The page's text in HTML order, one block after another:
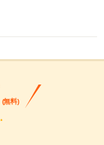
(無料)